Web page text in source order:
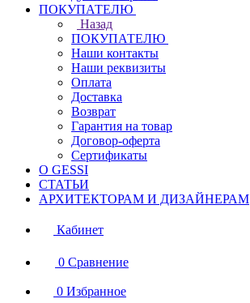
ПОКУПАТЕЛЮ
Назад
ПОКУПАТЕЛЮ
Наши контакты
Наши реквизиты
Оплата
Доставка
Возврат
Гарантия на товар
Договор-оферта
Сертификаты
О GESSI
СТАТЬИ
АРХИТЕКТОРАМ И ДИЗАЙНЕРАМ
Кабинет
0 Сравнение
0 Избранное